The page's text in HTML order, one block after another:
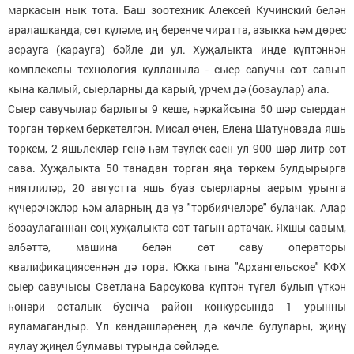
маркасын нык тота. Баш зоотехник Алексей Кучинский белән
аралашканда, сөт күләме, иң беренче чиратта, азыкка һәм дөрес
асрауга (карауга) бәйле ди ул. Хуҗалыкта инде күптәннән
комплекслы технология кулланыла - сыер савучы сөт савып
кына калмый, сыерларны да карый, үрчем дә (бозаулар) ала.
Сыер савучылар барлыгы 9 кеше, һәркайсына 50 шәр сыердан
торган төркем беркетелгән. Мисал өчен, Елена Шатуновада яшь
төркем, 2 яшьлекләр генә һәм тәүлек саен ул 900 шәр литр сөт
сава. Хуҗалыкта 50 танадан торган яңа төркем булдырырга
ниятлиләр, 20 августта яшь буаз сыерларны аерым урынга
күчерәчәкләр һәм аларның да үз "тәрбиячеләре" булачак. Алар
бозаулаганнан соң хуҗалыкта сөт тагын артачак. Яхшы савым,
әлбәттә, машина белән сөт саву операторы
квалификациясеннән дә тора. Юкка гына "Архангельское" КФХ
сыер савучысы Светлана Барсукова күптән түгел булып үткән
һөнәри осталык буенча район конкурсында 1 урынны
яуламагандыр. Ул көндәшләренең дә көчле булулары, җиңү
яулау җиңел булмавы турында сөйләде.